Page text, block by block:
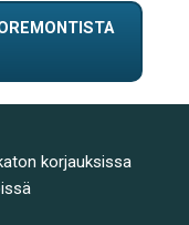
korjauksissa